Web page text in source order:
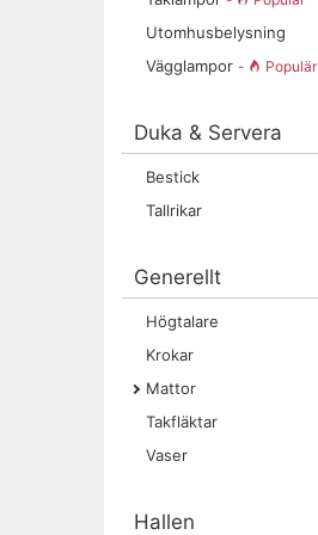
Utomhusbelysning
Vägglampor - Populär
Duka & Servera
Bestick
Tallrikar
Generellt
Högtalare
Krokar
Mattor
Takfläktar
Vaser
Hallen